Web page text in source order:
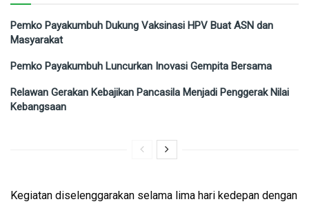
Pemko Payakumbuh Dukung Vaksinasi HPV Buat ASN dan
Masyarakat
Pemko Payakumbuh Luncurkan Inovasi Gempita Bersama
Relawan Gerakan Kebajikan Pancasila Menjadi Penggerak Nilai
Kebangsaan
Kegiatan diselenggarakan selama lima hari kedepan dengan